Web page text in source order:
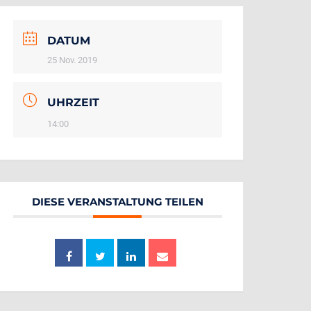
DATUM
25 Nov. 2019
UHRZEIT
14:00
DIESE VERANSTALTUNG TEILEN